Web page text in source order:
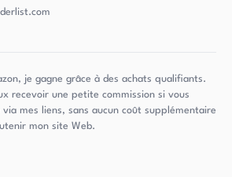
je gagne grâce à des achats qualifiants.
recevoir une petite commission si vous
mes liens, sans aucun coût supplémentaire
mon site Web.